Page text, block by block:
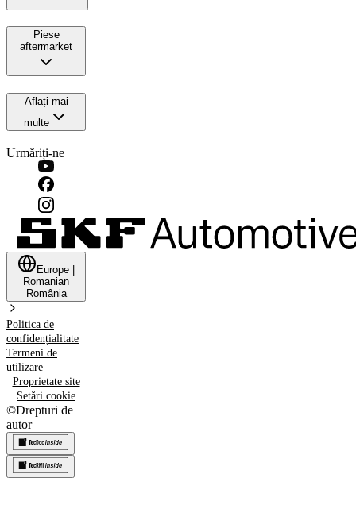
Piese
aftermarket
Aflați mai
multe
Urmăriți-ne
Europe
Romanian
România
Politica de
confidențialitate
Termeni de
utilizare
Proprietate site
Setări cookie
©Drepturi de
autor